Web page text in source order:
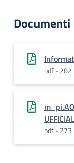
Documenti
pdf - 202
pdf - 273